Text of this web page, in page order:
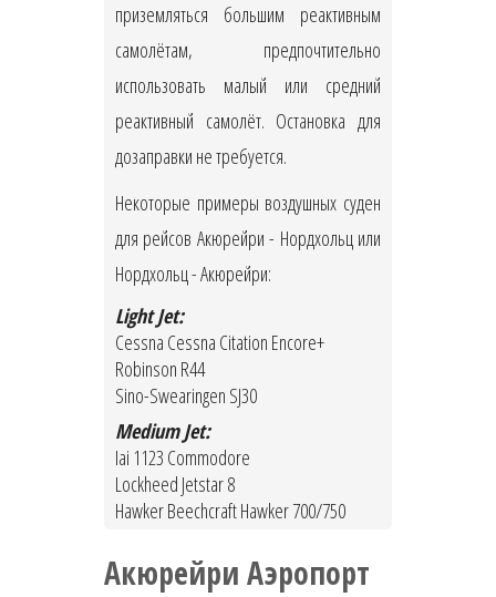
приземляться большим реактивным
самолётам, предпочтительно
использовать малый или средний
реактивный самолёт. Остановка для
дозаправки не требуется.
Некоторые примеры воздушных суден
для рейсов Акюрейри - Нордхольц или
Нордхольц - Акюрейри:
Light Jet:
Cessna Cessna Citation Encore+
Robinson R44
Sino-Swearingen SJ30
Medium Jet:
Iai 1123 Commodore
Lockheed Jetstar 8
Hawker Beechcraft Hawker 700/750
Акюрейри Аэропорт